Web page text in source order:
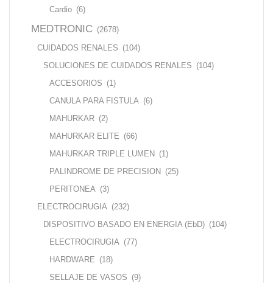
Cardio (6)
MEDTRONIC (2678)
CUIDADOS RENALES (104)
SOLUCIONES DE CUIDADOS RENALES (104)
ACCESORIOS (1)
CANULA PARA FISTULA (6)
MAHURKAR (2)
MAHURKAR ELITE (66)
MAHURKAR TRIPLE LUMEN (1)
PALINDROME DE PRECISION (25)
PERITONEA (3)
ELECTROCIRUGIA (232)
DISPOSITIVO BASADO EN ENERGIA (EbD) (104)
ELECTROCIRUGIA (77)
HARDWARE (18)
SELLAJE DE VASOS (9)